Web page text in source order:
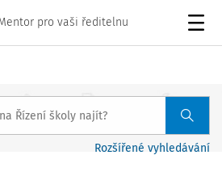
pro vaši ředitelnu
Rozšířené vyhledávání